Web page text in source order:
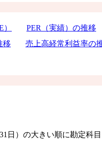
PER（実績）の推移
移
売上高経常利益率の
日）の大きい順に勘定科目